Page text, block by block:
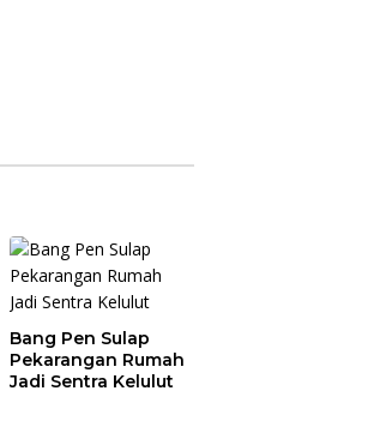
Bang Pen Sulap
Pekarangan Rumah
Jadi Sentra Kelulut